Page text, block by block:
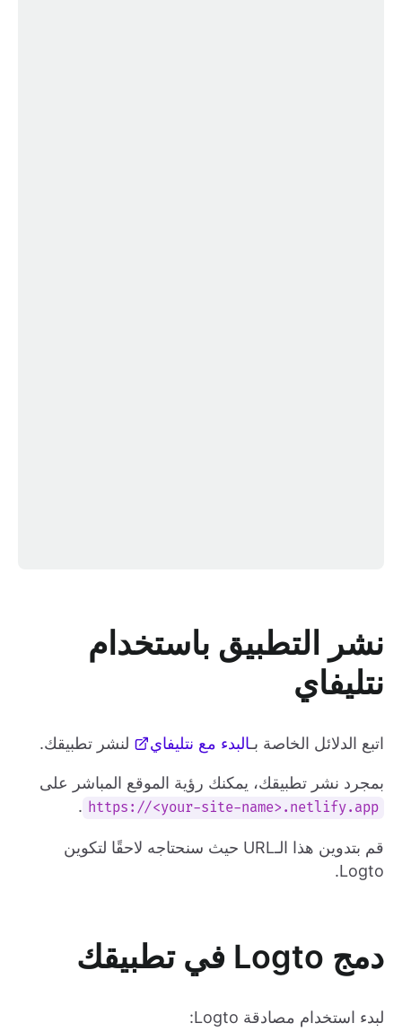
نشر التطبيق باستخدام
نتليفاي
اتبع الدلائل الخاصة بـالبدء مع نتليفاي لنشر تطبيقك.
بمجرد نشر تطبيقك، يمكنك رؤية الموقع المباشر على
https://<your-site-name>.netlify.app
.
قم بتدوين هذا الـURL حيث سنحتاجه لاحقًا لتكوين
Logto.
دمج Logto في تطبيقك
لبدء استخدام مصادقة Logto: